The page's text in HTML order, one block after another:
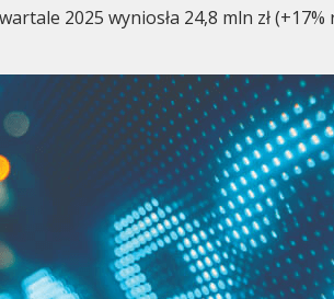
2025 wyniosła 24,8 mln zł